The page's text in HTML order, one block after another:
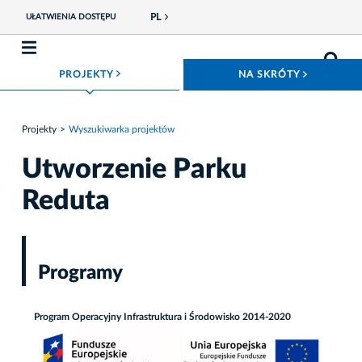
UŁATWIENIA DOSTĘPU PL
PROJEKTY ROZWIŃ MENU NA SKRÓTY
Projekty Wyszukiwarka projektów
Utworzenie Parku
Reduta
Programy
Program Operacyjny Infrastruktura i Środowisko 2014-2020